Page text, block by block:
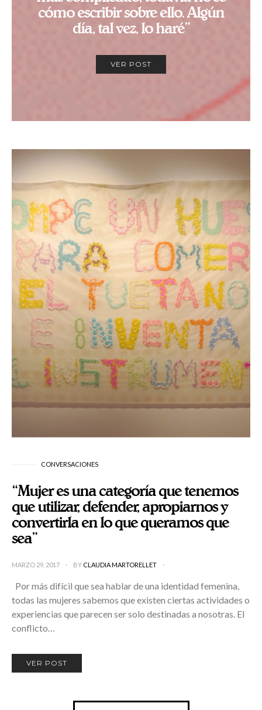
cómo escribir sobre ello. Algún
día, tal vez, lo haré”
VER POST
CONVERSACIONES
“Mujer es una categoría que tenemos
que utilizar, defender, apropiarnos y
convertirla en lo que queramos que
sea”
MARZO 29, 2017 BY CLAUDIA MARTORELLET
Por más difícil que sea hablar de una identidad femenina,
todas las mujeres sabemos que existen ciertas actividades o
experiencias que parecen ser solo destinadas a nosotras. El
conflicto…
VER POST